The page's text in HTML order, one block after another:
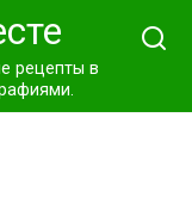
рецепты в